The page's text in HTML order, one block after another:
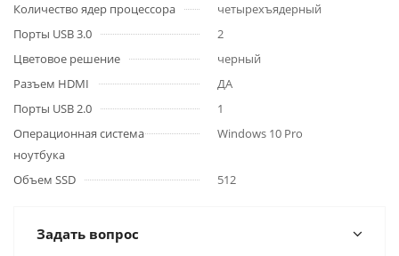
Количество ядер процессора
четырехъядерный
Порты USB 3.0
2
Цветовое решение
черный
Разъем HDMI
ДА
Порты USB 2.0
1
Операционная система
ноутбука
Windows 10 Pro
Объем SSD 512
Задать вопрос